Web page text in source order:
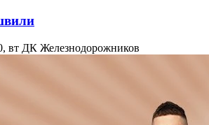
вт ДК Железнодорожников